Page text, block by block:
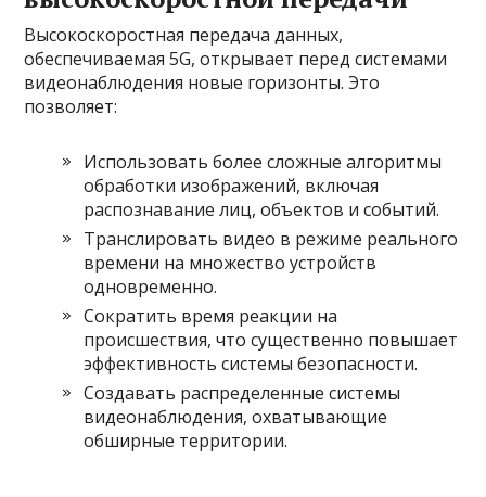
Высокоскоростная передача данных,
обеспечиваемая 5G, открывает перед системами
видеонаблюдения новые горизонты. Это
позволяет:
Использовать более сложные алгоритмы
обработки изображений, включая
распознавание лиц, объектов и событий.
Транслировать видео в режиме реального
времени на множество устройств
одновременно.
Сократить время реакции на
происшествия, что существенно повышает
эффективность системы безопасности.
Создавать распределенные системы
видеонаблюдения, охватывающие
обширные территории.